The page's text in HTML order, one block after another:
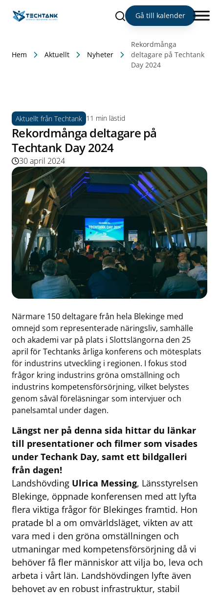
Sök Gå till kalender
Hem Aktuellt Nyheter
Rekordmånga
deltagare på Techtank
Day 2024
Aktuellt från Techtank 11 min lästid
Rekordmånga deltagare på
Techtank Day 2024
30 april 2024
Närmare 150 deltagare från hela Blekinge med
omnejd som representerade näringsliv, samhälle
och akademi var på plats i Slottslängorna den 25
april för Techtanks årliga konferens och mötesplats
för industrins utveckling i regionen. I fokus stod
frågor kring industrins gröna omställning och
industrins kompetensförsörjning, vilket belystes
genom såväl föreläsningar som intervjuer och
panelsamtal under dagen.
Längst ner på denna sida hittar du länkar
till presentationer och filmer som visades
under Techank Day, samt ett bildgalleri
från dagen!
Landshövding Ulrica Messing, Länsstyrelsen
Blekinge, öppnade konferensen med att lyfta
flera viktiga frågor för Blekinges framtid. Hon
pratade bl a om omvärldsläget, vikten av att
vara med i den gröna omställningen och
utmaningar med kompetensförsörjning då vi
behöver få fler människor att vilja bo, leva och
arbeta i vårt län. Landshövdingen lyfte även
behovet av en robust infrastruktur, stabil